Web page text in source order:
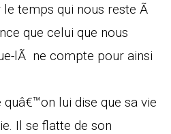
temps qui nous reste Ã
que celui que nous
lÃ ne compte pour ainsi
quâ€™on lui dise que sa vie
Il se flatte de son